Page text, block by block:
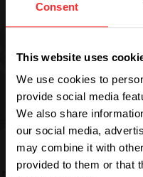
Consent
This website uses
We use cookies to
provide social media
We also share
our social media,
may combine it with
provided to them or that
empresariais.
REDE
Encontre
A Ravas
vendas composta
revendedores